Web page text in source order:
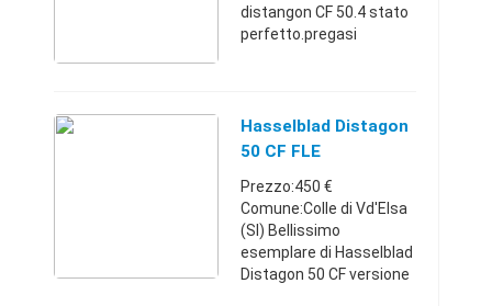
distangon CF 50.4 stato
perfetto.pregasi
€
Hasselblad Distagon
50 CF FLE
Prezzo:450 €
Comune:Colle di Vd'Elsa
(SI) Bellissimo
esemplare di Hasselblad
Distagon 50 CF versione